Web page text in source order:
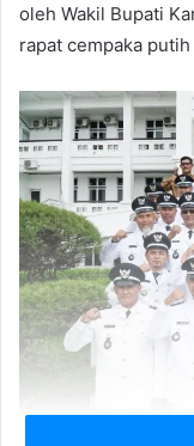
oleh Wakil Bupati
rapat cempaka
Kepala Desa